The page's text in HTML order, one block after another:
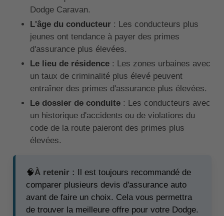
Dodge Caravan.
L'âge du conducteur : Les conducteurs plus
jeunes ont tendance à payer des primes
d'assurance plus élevées.
Le lieu de résidence : Les zones urbaines avec
un taux de criminalité plus élevé peuvent
entraîner des primes d'assurance plus élevées.
Le dossier de conduite : Les conducteurs avec
un historique d'accidents ou de violations du
code de la route paieront des primes plus
élevées.
🧠À retenir : Il est toujours recommandé de
comparer plusieurs devis d'assurance auto
avant de faire un choix. Cela vous permettra
de trouver la meilleure offre pour votre Dodge.